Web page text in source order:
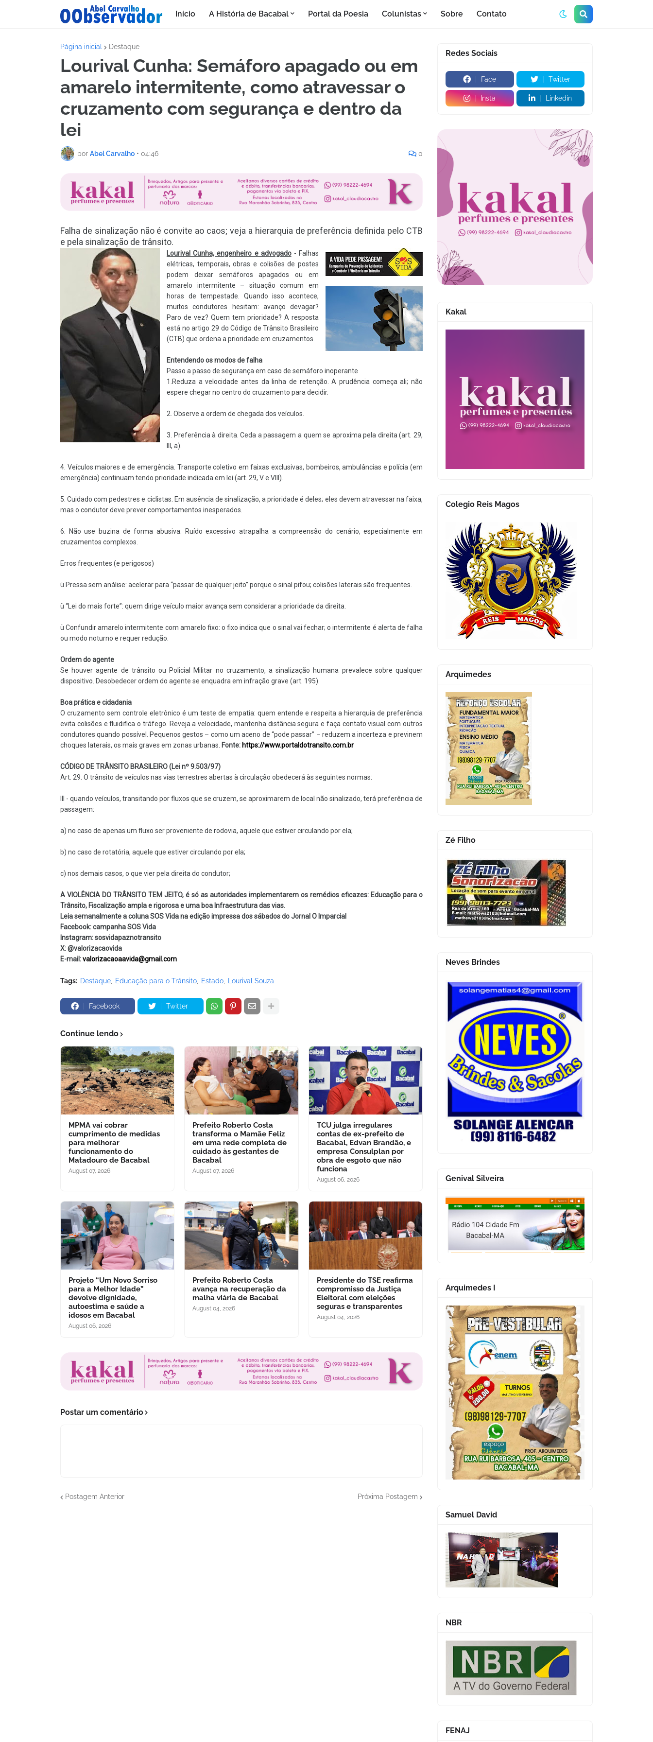
Início A História de Bacabal Portal da Poesia Colunistas Sobre Contato
Página inicial Destaque
Lourival Cunha: Semáforo apagado ou em
amarelo intermitente, como atravessar o
cruzamento com segurança e dentro da
lei
por Abel Carvalho • 04:46 0
Falha de sinalização não é convite ao caos; veja a hierarquia de preferência definida pelo CTB
e pela sinalização de trânsito.
Lourival Cunha, engenheiro e advogado- Falhas
elétricas, temporais, obras e colisões de postes
podem deixar semáforos apagados ou em
amarelo intermitente – situação comum em
horas de tempestade. Quando isso acontece,
muitos condutores hesitam: avanço devagar?
Paro de vez? Quem tem prioridade? A resposta
está no artigo 29 do Código de Trânsito Brasileiro
(CTB) que ordena a prioridade em cruzamentos.
Entendendo os modos de falha
Passo a passo de segurança em caso de semáforo inoperante
1.Reduza a velocidade antes da linha de retenção. A prudência começa ali; não
espere chegar no centro do cruzamento para decidir.
2. Observe a ordem de chegada dos veículos.
3. Preferência à direita. Ceda a passagem a quem se aproxima pela direita (art. 29,
III, a).
4. Veículos maiores e de emergência. Transporte coletivo em faixas exclusivas, bombeiros, ambulâncias e polícia (em
emergência) continuam tendo prioridade indicada em lei (art. 29, V e VIII).
5. Cuidado com pedestres e ciclistas. Em ausência de sinalização, a prioridade é deles; eles devem atravessar na faixa,
mas o condutor deve prever comportamentos inesperados.
6. Não use buzina de forma abusiva. Ruído excessivo atrapalha a compreensão do cenário, especialmente em
cruzamentos complexos.
Erros frequentes (e perigosos)
ü Pressa sem análise: acelerar para “passar de qualquer jeito” porque o sinal pifou; colisões laterais são frequentes.
ü “Lei do mais forte”: quem dirige veículo maior avança sem considerar a prioridade da direita.
ü Confundir amarelo intermitente com amarelo fixo: o fixo indica que o sinal vai fechar; o intermitente é alerta de falha
ou modo noturno e requer redução.
Ordem do agente
Se houver agente de trânsito ou Policial Militar no cruzamento, a sinalização humana prevalece sobre qualquer
dispositivo. Desobedecer ordem do agente se enquadra em infração grave (art. 195).
Boa prática e cidadania
O cruzamento sem controle eletrônico é um teste de empatia: quem entende e respeita a hierarquia de preferência
evita colisões e fluidifica o tráfego. Reveja a velocidade, mantenha distância segura e faça contato visual com outros
condutores quando possível. Pequenos gestos – como um aceno de “pode passar” – reduzem a incerteza e previnem
choques laterais, os mais graves em zonas urbanas. Fonte: https://www.portaldotransito.com.br
CÓDIGO DE TRÂNSITO BRASILEIRO (Lei nº 9.503/97)
Art. 29. O trânsito de veículos nas vias terrestres abertas à circulação obedecerá às seguintes normas:
III - quando veículos, transitando por fluxos que se cruzem, se aproximarem de local não sinalizado, terá preferência de
passagem:
a) no caso de apenas um fluxo ser proveniente de rodovia, aquele que estiver circulando por ela;
b) no caso de rotatória, aquele que estiver circulando por ela;
c) nos demais casos, o que vier pela direita do condutor;
A VIOLÊNCIA DO TRÂNSITO TEM JEITO, é só as autoridades implementarem os remédios eficazes: Educação para o
Trânsito, Fiscalização ampla e rigorosa e uma boa Infraestrutura das vias.
Leia semanalmente a coluna SOS Vida na edição impressa dos sábados do Jornal O Imparcial
Facebook: campanha SOS Vida
Instagram: sosvidapaznotransito
X: @valorizacaovida
E-mail:valorizacaoaavida@gmail.com
Tags: Destaque Educação para o Trânsito Estado Lourival Souza
Facebook Twitter
Continue lendo
MPMA vai cobrar
cumprimento de medidas
para melhorar
funcionamento do
Matadouro de Bacabal
August 07, 2026
Prefeito Roberto Costa
transforma o Mamãe Feliz
em uma rede completa de
cuidado às gestantes de
Bacabal
August 07, 2026
TCU julga irregulares
contas de ex-prefeito de
Bacabal, Edvan Brandão, e
empresa Consulplan por
obra de esgoto que não
funciona
August 06, 2026
Projeto “Um Novo Sorriso
para a Melhor Idade”
devolve dignidade,
autoestima e saúde a
idosos em Bacabal
August 06, 2026
Prefeito Roberto Costa
avança na recuperação da
malha viária de Bacabal
August 04, 2026
Presidente do TSE reafirma
compromisso da Justiça
Eleitoral com eleições
seguras e transparentes
August 04, 2026
Postar um comentário
Postagem Anterior Próxima Postagem
Redes Sociais
Face Twitter
Insta Linkedin
Kakal
Colegio Reis Magos
Arquimedes
Zé Filho
Neves Brindes
Genival Silveira
Arquimedes I
Samuel David
NBR
FENAJ